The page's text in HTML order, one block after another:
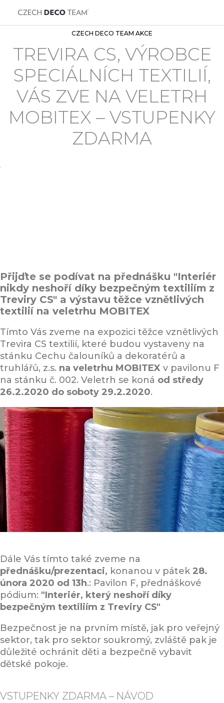
CZECH DECO TEAM AKCE
TREVIRA CS, VÝROBCE
SPECIÁLNÍCH TEXTILIÍ,
VÁS ZVE NA VELETRH
MOBITEX – VSTUPENKY
ZDARMA
Přijďte se podívat na přednášku "Interiér
nikdy neshoří díky bezpečným textiliím z
Treviry CS" a výstavu těžce vznětlivých
textilií na veletrhu MOBITEX
Tímto Vás zveme na expozici těžce vznětlivých
Trevira CS textilií, které budou vystaveny na
stánku Cechu čalouníků a dekoratérů a
truhlářů, z.s. na veletrhu MOBITEX v pavilonu F
na stánku č. 002. Veletrh se koná od středy
26.2.2020 do soboty 29.2.2020.
Dále Vás tímto také zveme na
přednášku/prezentaci, konanou v pátek 28.
února 2020 od 13h.: Pavilon F, přednáškové
pódium: "Interiér, který neshoří díky
bezpečným textiliím z Treviry CS"
Bezpečnost je na prvním místě, jak pro veřejný
sektor, tak pro sektor soukromý, zvláště pak je
důležité ochránit děti a bezpečně vybavit
dětské pokoje.
VSTUPENKY ZDARMA – NÁVOD